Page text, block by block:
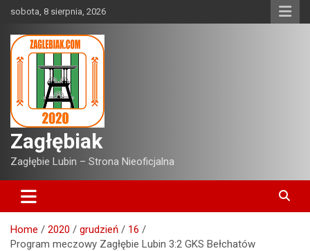
content
sobota, 8 sierpnia, 2026
Zagłębiak
Zagłębie Lubin – Strona Nieoficjalna
Home 2020 grudzień
16
Program meczowy Zagłębie Lubin 3:2 GKS Bełchatów